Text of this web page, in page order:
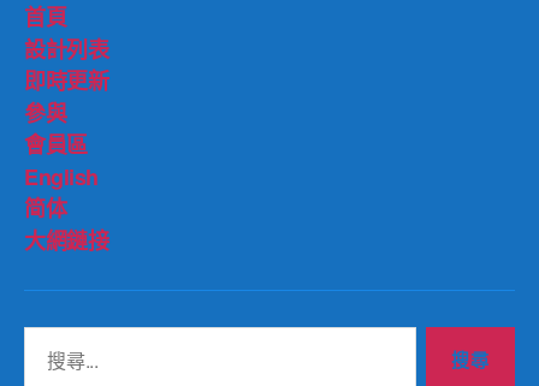
首頁
設計列表
即時更新
參與
會員區
English
简体
大網鏈接